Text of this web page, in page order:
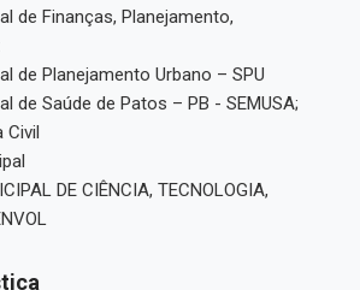
de Finanças, Planejamento,
de Planejamento Urbano – SPU
de Saúde de Patos – PB - SEMUSA;
Civil
DE CIÊNCIA, TECNOLOGIA,